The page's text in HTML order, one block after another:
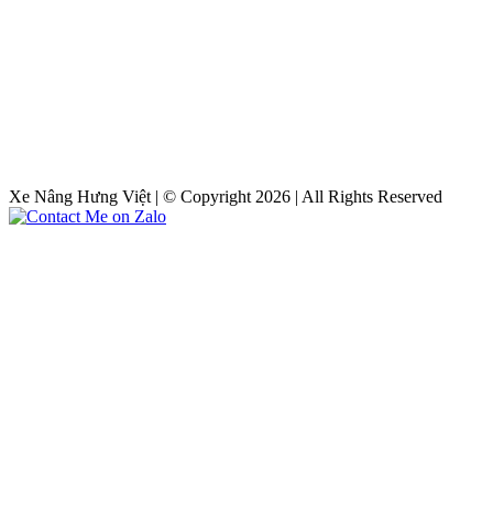
Xe Nâng Hưng Việt | © Copyright 2026 | All Rights Reserved